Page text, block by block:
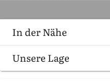
In der Nähe
Unsere Lage